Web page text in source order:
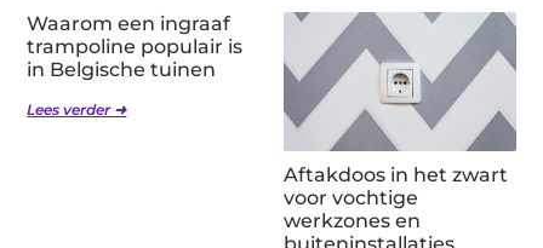
Waarom een ingraaf
trampoline populair is
in Belgische tuinen
Lees verder ➜
Aftakdoos in het zwart
voor vochtige
werkzones en